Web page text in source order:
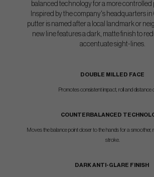
balanced technology for a more controlled
Inspired by the company's headquarters in
putter is named after a local landmark or
new line features a dark, matte finish to
accentuate sight-lines.
DOUBLE MILLED FACE
Promotes consistent impact, roll and distance
COUNTERBALANCED
Moves the balance point closer to the hands for a smoother,
stroke.
DARK ANTI-GLARE FINISH